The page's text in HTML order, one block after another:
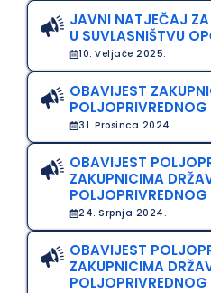
JAVNI NATJEČAJ ZA
U SUVLASNIŠTVU
10. Veljače 2025.
OBAVIJEST
POLJOPRIVREDNOG
31. Prosinca 2024.
OBAVIJEST
ZAKUPNICIMA
POLJOPRIVREDNOG
24. Srpnja 2024.
OBAVIJEST
ZAKUPNICIMA
POLJOPRIVREDNOG